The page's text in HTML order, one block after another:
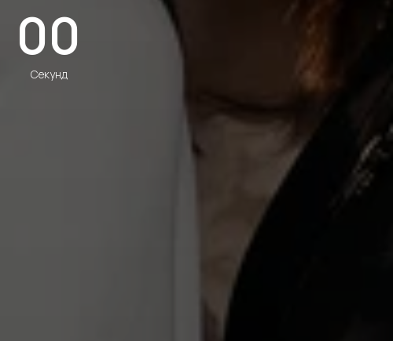
00
Секунд